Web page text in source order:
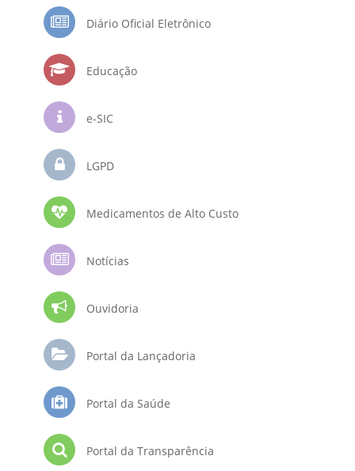
Diário Oficial Eletrônico
Educação
e-SIC
LGPD
Medicamentos de Alto Custo
Notícias
Ouvidoria
Portal da Lançadoria
Portal da Saúde
Portal da Transparência